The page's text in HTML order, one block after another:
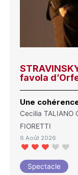
favola
Une
Cecilia TALIANO
FIORETTI
6 Août 2026
Spectacle